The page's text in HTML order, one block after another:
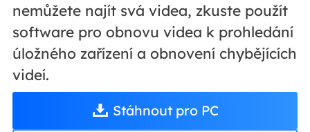
nemůžete najít svá videa, zkuste použít
software pro obnovu videa k prohledání
úložného zařízení a obnovení chybějících
videí.
Stáhnout pro PC